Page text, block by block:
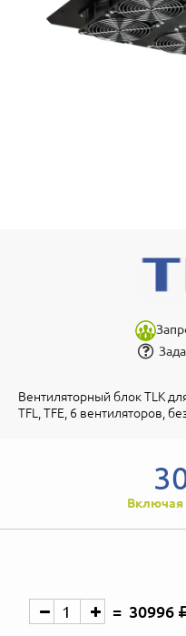
Вентиляторный блок TLK
TFL, TFE, 6 вентиляторов,
Включая
30996